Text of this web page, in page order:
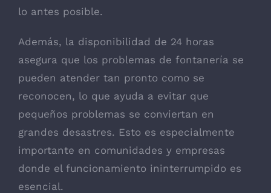
lo antes posible.
Además, la disponibilidad de 24 horas
asegura que los problemas de fontanería se
pueden atender tan pronto como se
reconocen, lo que ayuda a evitar que
pequeños problemas se conviertan en
grandes desastres. Esto es especialmente
importante en comunidades y empresas
donde el funcionamiento ininterrumpido es
esencial.